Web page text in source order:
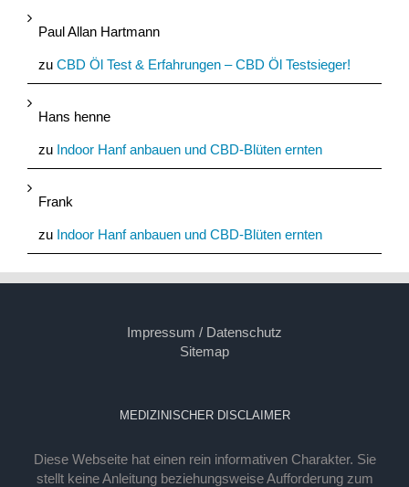
Paul Allan Hartmann
zu CBD Öl Test & Erfahrungen – CBD Öl Testsieger!
Hans henne
zu Indoor Hanf anbauen und CBD-Blüten ernten
Frank
zu Indoor Hanf anbauen und CBD-Blüten ernten
Impressum / Datenschutz
Sitemap
MEDIZINISCHER DISCLAIMER
Diese Webseite hat einen rein informativen Charakter. Sie
stellt keine Anleitung beziehungsweise Aufforderung zum